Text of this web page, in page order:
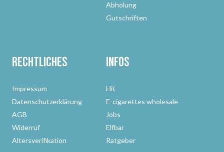
Abholung
Gutschriften
Rechtliches
Impressum
Datenschutzerklärung
AGB
Widerruf
Altersverifikation
Infos
Hit
E-cigarettes wholesale
Jobs
Elfbar
Ratgeber